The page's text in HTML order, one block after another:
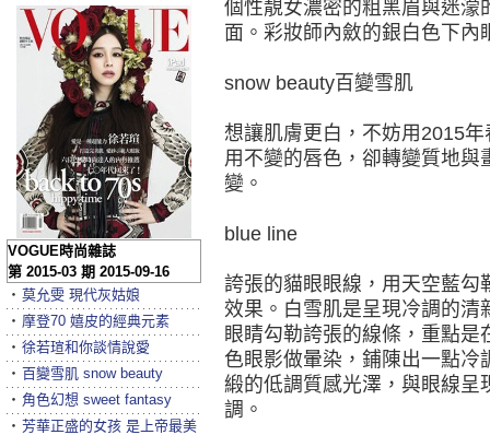
個性靚女濃密的粗黑眉與迷濛
面。彩妝師內斂的銀白色下內
snow beauty百變雪肌
想讓肌膚更白，不妨用2015
用不變的唇色，卻轉變質地
變。
blue line
誇張的貓眼眼線，用天空藍勾
效果。白雪肌是呈現冷調的清
眼睛勾勒誇張的線條，重點
色眼影做暈染，鋪陳出一點
緞的低調質感光澤，與眼線呈
調。
VOGUE時尚雜誌
第 2015-03 期 2015-09-16
‧ 莫允雯 現代灰姑娘
‧ 摩登70 嬉皮的經典元素
‧ 徐若瑄和你談情說愛
‧ 百變雪肌 snow beauty
‧ 角色幻想 sweet fantasy
‧ 芳華正盛的女孩 是上帝最美